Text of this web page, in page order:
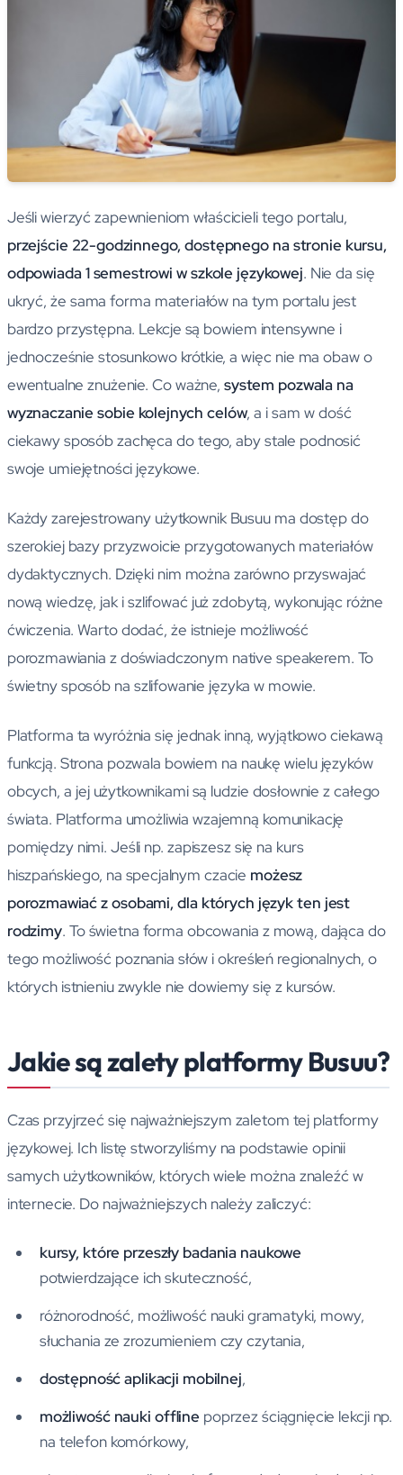
Jeśli wierzyć zapewnieniom właścicieli tego portalu,
przejście 22-godzinnego, dostępnego na stronie kursu,
odpowiada 1 semestrowi w szkole językowej. Nie da się
ukryć, że sama forma materiałów na tym portalu jest
bardzo przystępna. Lekcje są bowiem intensywne i
jednocześnie stosunkowo krótkie, a więc nie ma obaw o
ewentualne znużenie. Co ważne,system pozwala na
wyznaczanie sobie kolejnych celów, a i sam w dość
ciekawy sposób zachęca do tego, aby stale podnosić
swoje umiejętności językowe.
Każdy zarejestrowany użytkownik Busuu ma dostęp do
szerokiej bazy przyzwoicie przygotowanych materiałów
dydaktycznych. Dzięki nim można zarówno przyswajać
nową wiedzę, jak i szlifować już zdobytą, wykonując różne
ćwiczenia. Warto dodać, że istnieje możliwość
porozmawiania z doświadczonym native speakerem. To
świetny sposób na szlifowanie języka w mowie.
Platforma ta wyróżnia się jednak inną, wyjątkowo ciekawą
funkcją. Strona pozwala bowiem na naukę wielu języków
obcych, a jej użytkownikami są ludzie dosłownie z całego
świata. Platforma umożliwia wzajemną komunikację
pomiędzy nimi. Jeśli np. zapiszesz się na kurs
hiszpańskiego, na specjalnym czacie możesz
porozmawiać z osobami, dla których język ten jest
rodzimy. To świetna forma obcowania z mową, dająca do
tego możliwość poznania słów i określeń regionalnych, o
których istnieniu zwykle nie dowiemy się z kursów.
Jakie są zalety platformy Busuu?
Czas przyjrzeć się najważniejszym zaletom tej platformy
językowej. Ich listę stworzyliśmy na podstawie opinii
samych użytkowników, których wiele można znaleźć w
internecie. Do najważniejszych należy zaliczyć:
kursy, które przeszły badania naukowe
potwierdzające ich skuteczność,
różnorodność, możliwość nauki gramatyki, mowy,
słuchania ze zrozumieniem czy czytania,
dostępność aplikacji mobilnej,
możliwość nauki offlinepoprzez ściągnięcie lekcji np.
na telefon komórkowy,